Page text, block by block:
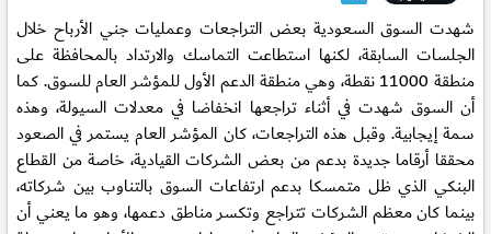
شهدت السوق السعودية بعض التراجعات وعمليات جني الأرباح خلال
الجلسات السابقة، لكنها استطاعت التماسك والارتداد بالمحافظة على
منطقة 11000 نقطة، وهي منطقة الدعم الأول للمؤشر العام للسوق. كما
أن السوق شهدت في أثناء تراجعها انخفاضا في معدلات السيولة، وهذه
سمة إيجابية. وقبل هذه التراجعات، كان المؤشر العام يستمر في الصعود
محققا أرقاما جديدة بدعم من بعض الشركات القيادية، خاصة من القطاع
البنكي الذي ظل متمسكا بدعم ارتفاعات السوق بالتناوب بين شركاته،
بينما كان معظم الشركات تتراجع وتكسر مناطق دعمها، وهو ما يعني أن